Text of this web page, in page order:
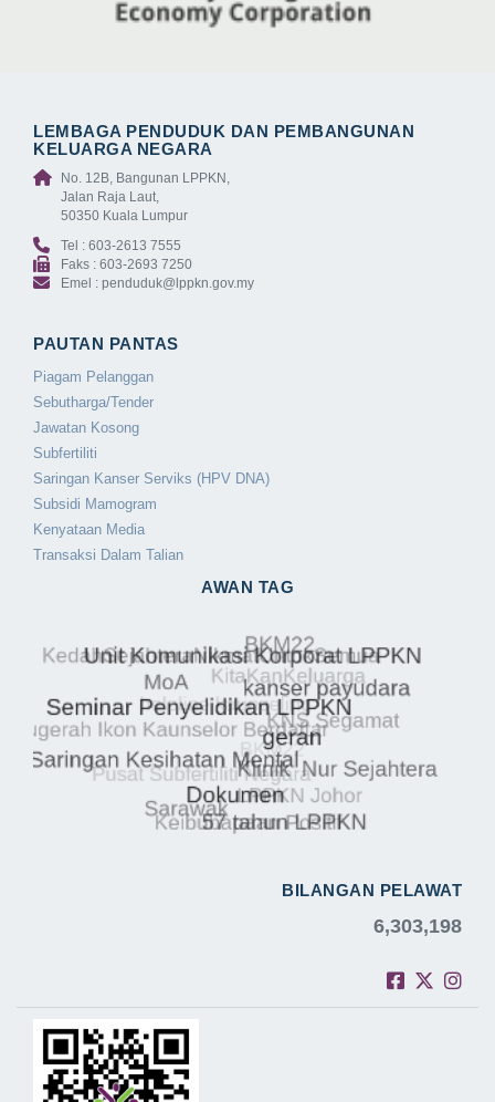
LEMBAGA PENDUDUK DAN PEMBANGUNAN
KELUARGA NEGARA
No. 12B, Bangunan LPPKN,
Jalan Raja Laut,
50350 Kuala Lumpur
Tel : 603-2613 7555
Faks : 603-2693 7250
Emel : penduduk@lppkn.gov.my
PAUTAN PANTAS
Piagam Pelanggan
Sebutharga/Tender
Jawatan Kosong
Subfertiliti
Saringan Kanser Serviks (HPV DNA)
Subsidi Mamogram
Kenyataan Media
Transaksi Dalam Talian
AWAN TAG
BILANGAN PELAWAT
6,303,198